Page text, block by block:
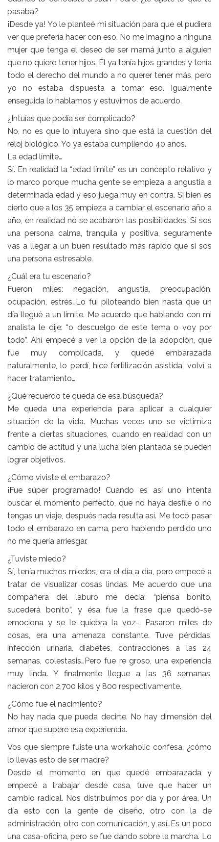
pasaba?
¡Desde ya! Yo le planteé mi situación para que el pudiera
ver que prefería hacer con eso. No me imagino a ninguna
mujer que tenga el deseo de ser mamá junto a alguien
que no quiere tener hijos. Él ya tenía hijos grandes y tenía
todo el derecho del mundo a no querer tener más, pero
yo no estaba dispuesta a tomar eso. Igualmente
enseguida lo hablamos y estuvimos de acuerdo.
¿Intuías que podía ser complicado?
No, no es que lo intuyera sino que está la cuestión del
reloj biológico. Yo ya estaba cumpliendo 40 años.
La edad límite…
Sí. En realidad la “edad límite” es un concepto relativo y
lo marco porque mucha gente se empieza a angustia a
determinada edad y eso juega muy en contra. Si bien es
cierto que a los 35 empieza a cambiar el escenario año a
año, en realidad no se acabaron las posibilidades. Si sos
una persona calma, tranquila y positiva, seguramente
vas a llegar a un buen resultado más rápido que si sos
una persona estresable.
¿Cuál era tu escenario?
Fueron miles: negación, angustia, preocupación,
ocupación, estrés…Lo fui piloteando bien hasta que un
día llegué a un límite. Me acuerdo que hablando con mi
analista le dije: “o descuelgo de este tema o voy por
todo”. Ahí empecé a ver la opción de la adopción, que
fue muy complicada, y quedé embarazada
naturalmente, lo perdí, hice fertilización asistida, volví a
hacer tratamiento…
¿Qué recuerdo te queda de esa búsqueda?
Me queda una experiencia para aplicar a cualquier
situación de la vida. Muchas veces uno se victimiza
frente a ciertas situaciones, cuando en realidad con un
cambio de actitud y una lucha bien plantada se pueden
lograr objetivos.
¿Cómo viviste el embarazo?
¡Fue súper programado! Cuando es así uno intenta
buscar el momento perfecto, que no haya desfile o no
tengas un viaje, después nada resulta así. Me tocó pasar
todo el embarazo en cama, pero habiendo perdido uno
no me quería arriesgar.
¿Tuviste miedo?
Sí, tenía muchos miedos, era el día a día, pero empecé a
tratar de visualizar cosas lindas. Me acuerdo que una
compañera del laburo me decía: “piensa bonito,
sucederá bonito”, y ésa fue la frase que quedó-se
emociona y se le quiebra la voz-. Pasaron miles de
cosas, era una amenaza constante. Tuve pérdidas,
infección urinaria, diabetes, contracciones a las 24
semanas, colestasis…Pero fue re groso, una experiencia
muy linda. Y finalmente llegue a las 36 semanas,
nacieron con 2,700 kilos y 800 respectivamente.
¿Cómo fue el nacimiento?
No hay nada que pueda decirte. No hay dimensión del
amor que supere esa experiencia.
Vos que siempre fuiste una workaholic confesa, ¿cómo
lo llevas esto de ser madre?
Desde el momento en que quedé embarazada y
empecé a trabajar desde casa, tuve que hacer un
cambio radical. Nos distribuimos por día y por área. Un
día esto con la gente de diseño, otro con la de
administración, otro con comunicación, y así…Es un poco
una casa-oficina, pero se fue dando sobre la marcha. Lo